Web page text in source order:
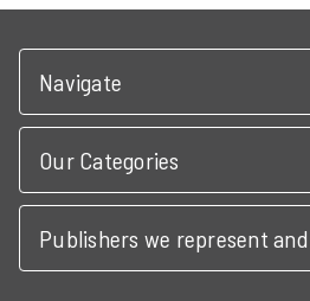
Navigate
Our Categories
Publishers we represent